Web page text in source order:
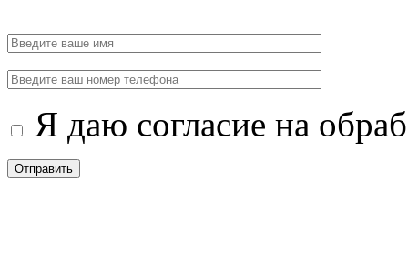
Я даю согласие на